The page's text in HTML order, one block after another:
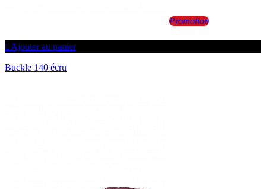
Promotion
Ajouter au panier
Buckle 140 écru